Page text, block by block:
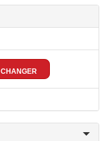
CHANGER